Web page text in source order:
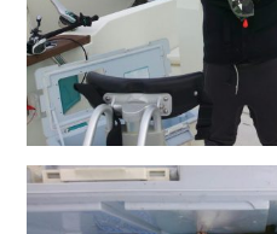
求人情報